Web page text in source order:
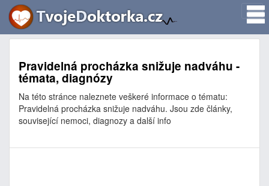
Pravidelná procházka snižuje nadváhu -
témata, diagnózy
Na této stránce naleznete veškeré informace o tématu:
Pravidelná procházka snižuje nadváhu. Jsou zde články,
související nemoci, diagnozy a další info